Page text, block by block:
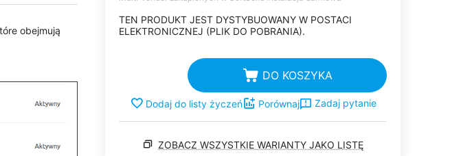
TEN PRODUKT JEST DYSTYBUOWANY W POSTACI
ELEKTRONICZNEJ (PLIK DO POBRANIA).
DO KOSZYKA
Dodaj do listy życzeń Porównaj Zadaj pytanie
ZOBACZ WSZYSTKIE WARIANTY JAKO LISTĘ
obejmują